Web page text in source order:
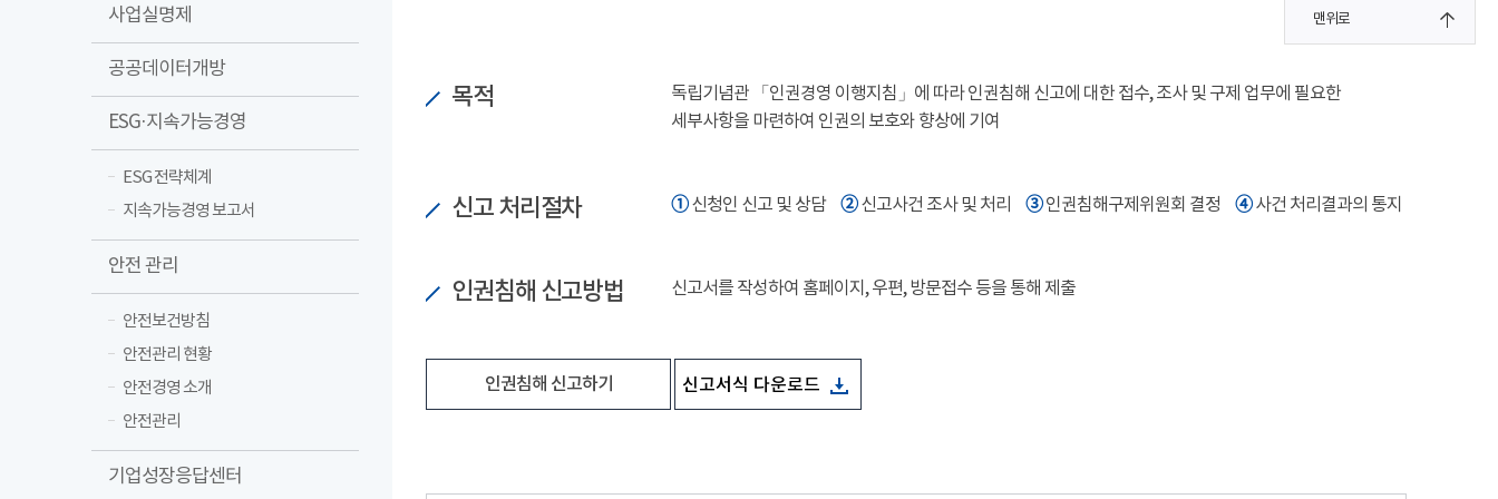
맨위로
사업실명제
공공데이터개방
ESG·지속가능경영
ESG 전략체계
지속가능경영 보고서
안전 관리
안전보건방침
안전관리 현황
안전경영 소개
안전관리
기업성장응답센터
목적
독립기념관 「인권경영 이행지침」에 따라 인권침해 신고에 대한 접수, 조사 및 구제 업무에 필요한
세부사항을 마련하여 인권의 보호와 향상에 기여
신고 처리절차 ➀신청인 신고 및 상담 ➁신고사건 조사 및 처리 ➂인권침해구제위원회 결정 ➃사건 처리결과의 통지
인권침해 신고방법 신고서를 작성하여 홈페이지, 우편, 방문접수 등을 통해 제출
인권침해 신고하기 신고서식 다운로드